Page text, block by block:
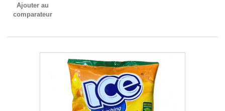
Ajouter au
comparateur